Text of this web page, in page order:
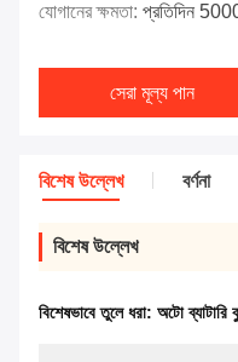
যোগানের ক্ষমতা: প্রতিদিন
সেরা মূল্য পান
বিশেষ উল্লেখ বর্ণনা
বিশেষ উল্লেখ
বিশেষভাবে তুলে ধরা: অটো ব্যাটারি